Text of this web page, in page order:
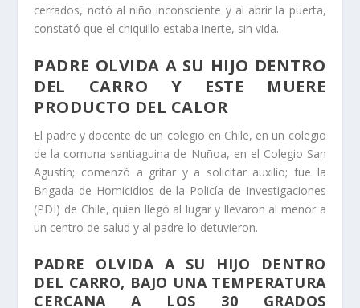
cerrados, notó al niño inconsciente y al abrir la puerta,
constató que el chiquillo estaba inerte, sin vida.
PADRE OLVIDA A SU HIJO DENTRO
DEL CARRO Y ESTE MUERE
PRODUCTO DEL CALOR
El padre y docente de un colegio en Chile, en un colegio
de la comuna santiaguina de Ñuñoa, en el Colegio San
Agustín; comenzó a gritar y a solicitar auxilio; fue la
Brigada de Homicidios de la Policía de Investigaciones
(PDI) de Chile, quien llegó al lugar y llevaron al menor a
un centro de salud y al padre lo detuvieron.
PADRE OLVIDA A SU HIJO DENTRO
DEL CARRO, BAJO UNA TEMPERATURA
CERCANA A LOS 30 GRADOS